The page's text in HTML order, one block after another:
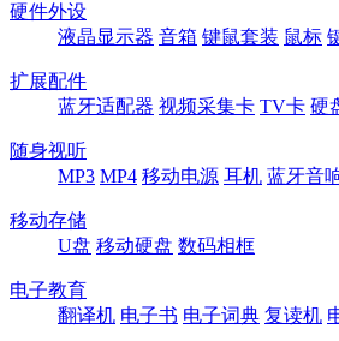
硬件外设
液晶显示器 音箱 键鼠套装 鼠标
扩展配件
蓝牙适配器 视频采集卡 TV卡 硬
随身视听
MP3 MP4 移动电源 耳机 蓝牙音
移动存储
U盘 移动硬盘 数码相框
电子教育
翻译机 电子书 电子词典 复读机